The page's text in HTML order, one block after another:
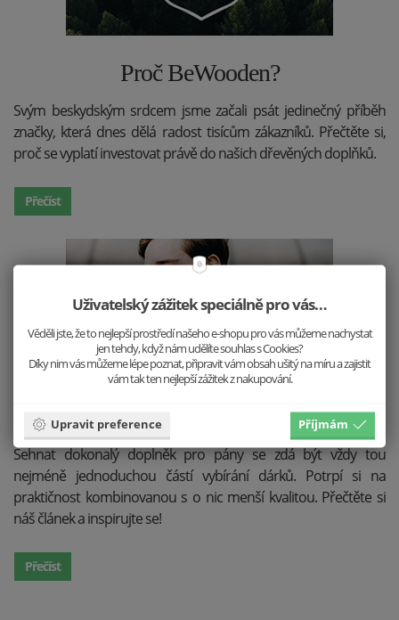
Proč BeWooden?
Svým beskydským srdcem jsme začali psát jedinečný příběh
značky, která dnes dělá radost tisícům zákazníků. Přečtěte si,
proč se vyplatí investovat právě do našich dřevěných doplňků.
Přečíst
Pro muže
Sehnat dokonalý doplněk pro pány se zdá být vždy tou
nejméně jednoduchou částí vybírání dárků. Potrpí si na
praktičnost kombinovanou s o nic menší kvalitou. Přečtěte si
náš článek a inspirujte se!
Přečíst
Uživatelský zážitek speciálně pro vás…
Věděli jste, že to nejlepší prostředí našeho e-shopu pro vás můžeme nachystat
jen tehdy, když nám udělíte souhlas s Cookies?
Díky nim vás můžeme lépe poznat, připravit vám obsah ušitý na míru a zajistit
vám tak ten nejlepší zážitek z nakupování.
Upravit preference Příjmám